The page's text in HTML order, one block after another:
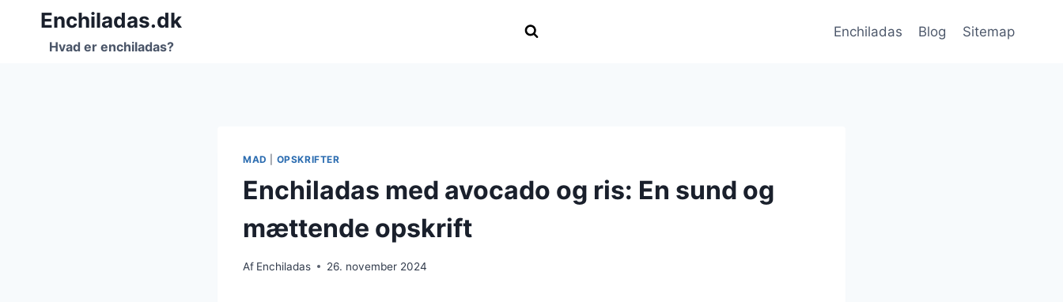
FortsætEnchiladas.dk
Hvad er enchiladas?
Enchiladas Blog Sitemap
MAD OPSKRIFTER
Enchiladas med avocado og ris: En sund og
mættende opskrift
Af Enchiladas 26. november 2024